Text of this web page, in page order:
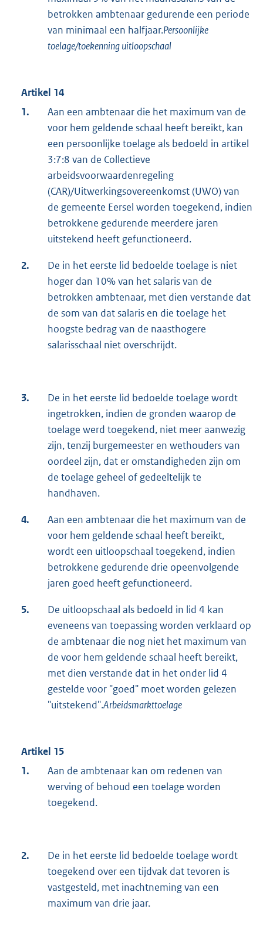
betrokken ambtenaar gedurende een periode
van minimaal een halfjaar.Persoonlijke
toelage/toekenning uitloopschaal
Artikel 14
1.
Aan een ambtenaar die het maximum van de
voor hem geldende schaal heeft bereikt, kan
een persoonlijke toelage als bedoeld in artikel
3:7:8 van de Collectieve
arbeidsvoorwaardenregeling
(CAR)/Uitwerkingsovereenkomst (UWO) van
de gemeente Eersel worden toegekend, indien
betrokkene gedurende meerdere jaren
uitstekend heeft gefunctioneerd.
2.
De in het eerste lid bedoelde toelage is niet
hoger dan 10% van het salaris van de
betrokken ambtenaar, met dien verstande dat
de som van dat salaris en die toelage het
hoogste bedrag van de naasthogere
salarisschaal niet overschrijdt.
3.
De in het eerste lid bedoelde toelage wordt
ingetrokken, indien de gronden waarop de
toelage werd toegekend, niet meer aanwezig
zijn, tenzij burgemeester en wethouders van
oordeel zijn, dat er omstandigheden zijn om
de toelage geheel of gedeeltelijk te
handhaven.
4.
Aan een ambtenaar die het maximum van de
voor hem geldende schaal heeft bereikt,
wordt een uitloopschaal toegekend, indien
betrokkene gedurende drie opeenvolgende
jaren goed heeft gefunctioneerd.
5.
De uitloopschaal als bedoeld in lid 4 kan
eveneens van toepassing worden verklaard op
de ambtenaar die nog niet het maximum van
de voor hem geldende schaal heeft bereikt,
met dien verstande dat in het onder lid 4
gestelde voor "goed" moet worden gelezen
"uitstekend".Arbeidsmarkttoelage
Artikel 15
1.
Aan de ambtenaar kan om redenen van
werving of behoud een toelage worden
toegekend.
2.
De in het eerste lid bedoelde toelage wordt
toegekend over een tijdvak dat tevoren is
vastgesteld, met inachtneming van een
maximum van drie jaar.